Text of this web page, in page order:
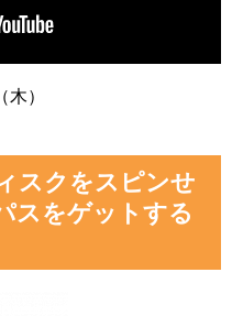
）
スクをスピンせ
スをゲットする